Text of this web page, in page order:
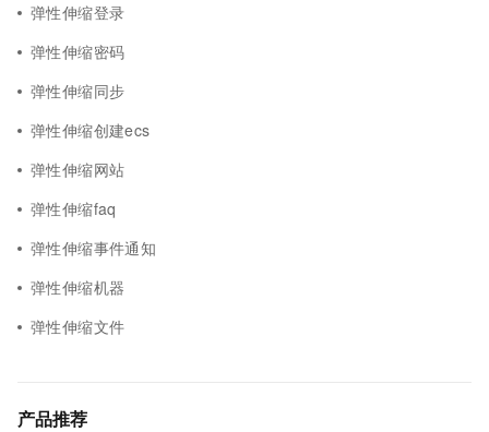
弹性伸缩登录
弹性伸缩密码
弹性伸缩同步
弹性伸缩创建ecs
弹性伸缩网站
弹性伸缩faq
弹性伸缩事件通知
弹性伸缩机器
弹性伸缩文件
产品推荐